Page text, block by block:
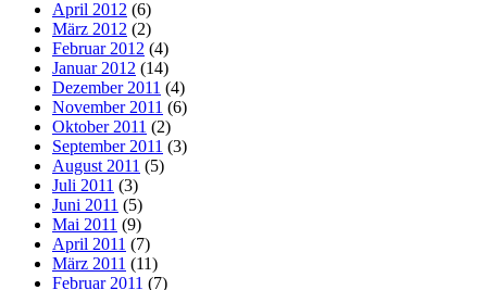
April 2012 (6)
März 2012 (2)
Februar 2012 (4)
Januar 2012 (14)
Dezember 2011 (4)
November 2011 (6)
Oktober 2011 (2)
September 2011 (3)
August 2011 (5)
Juli 2011 (3)
Juni 2011 (5)
Mai 2011 (9)
April 2011 (7)
März 2011 (11)
Februar 2011 (7)